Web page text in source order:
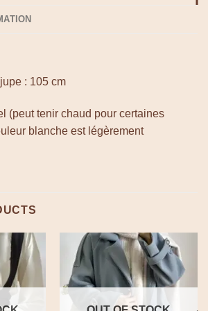
: 105 cm
(peut tenir chaud pour certaines
blanche est légèrement